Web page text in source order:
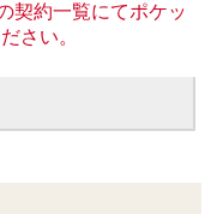
契約一覧にてポケッ
さい。